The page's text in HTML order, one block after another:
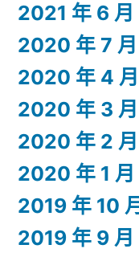
2021 年 6 月
2020 年 7 月
2020 年 4 月
2020 年 3 月
2020 年 2 月
2020 年 1 月
2019 年 10
2019 年 9 月